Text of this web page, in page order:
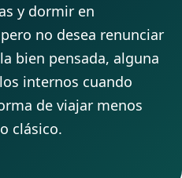
y dormir en
no desea renunciar
bien pensada, alguna
internos cuando
de viajar menos
clásico.